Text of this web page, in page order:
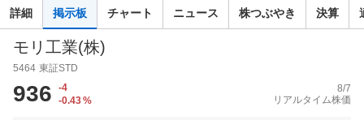
索
詳細 掲示板 チャート ニュース 株つぶやき 決算
モリ工業(株)
5464 東証STD
936
-4
-0.43%
8/7
リアルタイム株価